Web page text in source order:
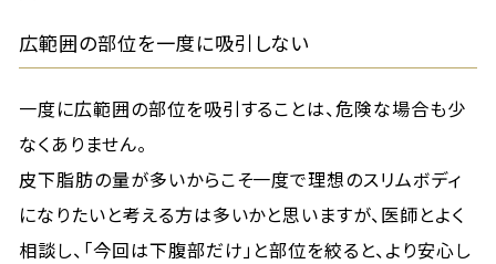
広範囲の部位を一度に吸引しない
一度に広範囲の部位を吸引することは、危険な場合も少
なくありません。
皮下脂肪の量が多いからこそ一度で理想のスリムボディ
になりたいと考える方は多いかと思いますが、医師とよく
相談し、「今回は下腹部だけ」と部位を絞ると、より安心し